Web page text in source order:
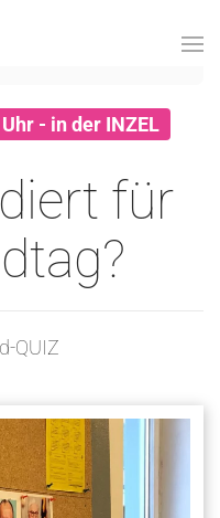
- in der INZEL
für
QUIZ